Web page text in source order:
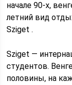
начале 90-х,
летний вид
Sziget .
Sziget —
студентов.
половины, на